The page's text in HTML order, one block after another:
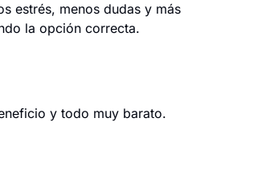
estrés, menos dudas y más
la opción correcta.
y todo muy barato.